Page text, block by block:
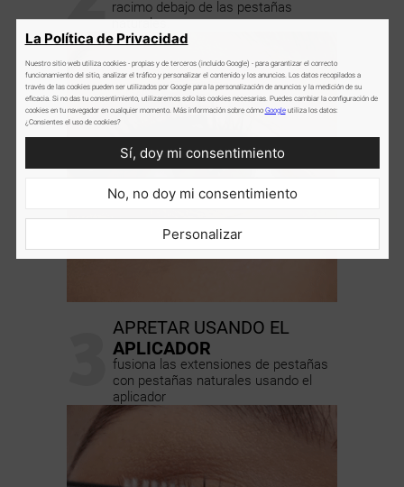
racimo debajo de las pestañas
naturales.
APRETAR USANDO EL
APLICADOR
fusiona las extensiones de pestañas
con pestañas naturales usando el
aplicador
La Política de Privacidad
Nuestro sitio web utiliza cookies - propias y de terceros (incluido Google) - para garantizar el correcto
funcionamiento del sitio, analizar el tráfico y personalizar el contenido y los anuncios. Los datos recopilados a
través de las cookies pueden ser utilizados por Google para la personalización de anuncios y la medición de su
eficacia. Si no das tu consentimiento, utilizaremos solo las cookies necesarias. Puedes cambiar la configuración de
cookies en tu navegador en cualquier momento. Más información sobre cómo Googleutiliza los datos:
¿Consientes el uso de cookies?
Sí, doy mi consentimiento
No, no doy mi consentimiento
Personalizar